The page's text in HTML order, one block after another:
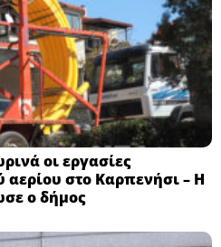
οι εργασίες
στο Καρπενήσι – Η
ο δήμος